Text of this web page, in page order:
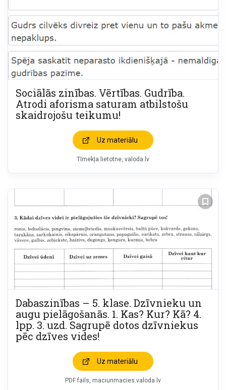
Sociālās zinības. Vērtības. Gudrība.
Atrodi aforisma saturam atbilstošu
skaidrojošu teikumu!
Uz materiālu
Tīmekļa lietotne, valoda.lv
Dabaszinības – 5. klase. Dzīvnieku un
augu pielāgošanās. 1. Kas? Kur? Kā? 4.
lpp. 3. uzd. Sagrupē dotos dzīvniekus
pēc dzīves vides!
Uz materiālu
PDF fails, maciunmacies.valoda.lv